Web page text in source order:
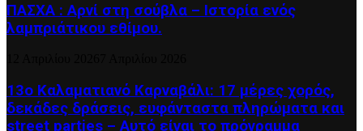
ΠΑΣΧΑ : Αρνί στη σούβλα – Ιστορία ενός
λαμπριάτικου εθίμου.
13ο Καλαματιανό Καρναβάλι: 17 μέρες χορός,
δεκάδες δράσεις, ευφάνταστα πληρώματα και
street parties – Αυτό είναι το πρόγραμμα